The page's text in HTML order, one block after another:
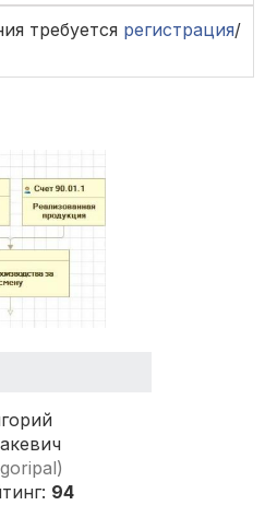
требуется регистрация/
94